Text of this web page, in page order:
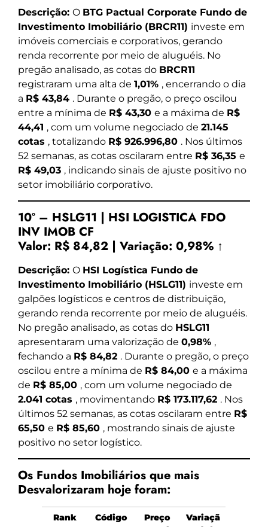
Descrição: O BTG Pactual Corporate Fundo de
Investimento Imobiliário (BRCR11) investe em
imóveis comerciais e corporativos, gerando
renda recorrente por meio de aluguéis. No
pregão analisado, as cotas do BRCR11
registraram uma alta de 1,01% , encerrando o dia
a R$ 43,84 . Durante o pregão, o preço oscilou
entre a mínima de R$ 43,30 e a máxima de R$
44,41 , com um volume negociado de 21.145
cotas , totalizando R$ 926.996,80 . Nos últimos
52 semanas, as cotas oscilaram entre R$ 36,35 e
R$ 49,03 , indicando sinais de ajuste positivo no
setor imobiliário corporativo.
10º – HSLG11 | HSI LOGISTICA FDO
INV IMOB CF
Valor: R$ 84,82 | Variação: 0,98% ↑
Descrição: O HSI Logística Fundo de
Investimento Imobiliário (HSLG11) investe em
galpões logísticos e centros de distribuição,
gerando renda recorrente por meio de aluguéis.
No pregão analisado, as cotas do HSLG11
apresentaram uma valorização de 0,98% ,
fechando a R$ 84,82 . Durante o pregão, o preço
oscilou entre a mínima de R$ 84,00 e a máxima
de R$ 85,00 , com um volume negociado de
2.041 cotas , movimentando R$ 173.117,62 . Nos
últimos 52 semanas, as cotas oscilaram entre R$
65,50 e R$ 85,60 , mostrando sinais de ajuste
positivo no setor logístico.
Os Fundos Imobiliários que mais
Desvalorizaram hoje foram:
Rank Código
Preço
Variaçã